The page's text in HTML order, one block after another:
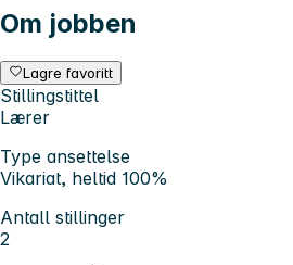
Om jobben
Lagre favoritt
Stillingstittel
Lærer
Type ansettelse
Vikariat, heltid 100%
Antall stillinger
2